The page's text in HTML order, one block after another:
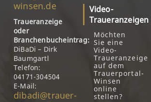
winsen.de
Traueranzeige
oder
Branchenbucheintrag:
DiBaDi – Dirk
Baumgartl
Telefon:
04171-304504
E-Mail:
dibadi@trauer-
Video-
Traueranzeigen
Möchten
Sie eine
Video-
Traueranzeige
auf dem
Trauerportal-
Winsen
online
stellen?